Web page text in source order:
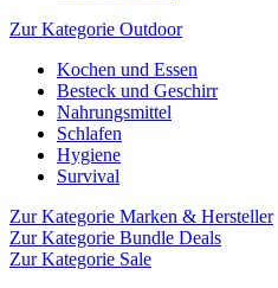
Zur Kategorie Outdoor
Kochen und Essen
Besteck und Geschirr
Nahrungsmittel
Schlafen
Hygiene
Survival
Zur Kategorie Marken & Hersteller
Zur Kategorie Bundle Deals
Zur Kategorie Sale